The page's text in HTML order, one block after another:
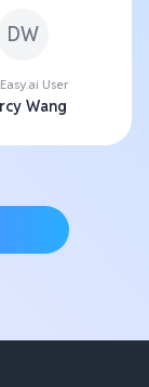
DW
User
Wang